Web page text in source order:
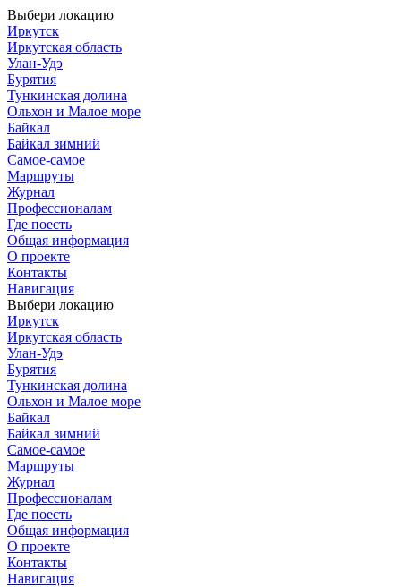
Выбери локацию
Иркутск
Иркутская область
Улан-Удэ
Бурятия
Тункинская долина
Ольхон и Малое море
Байкал
Байкал зимний
Самое-самое
Маршруты
Журнал
Профессионалам
Где поесть
Общая информация
О проекте
Контакты
Навигация
Выбери локацию
Иркутск
Иркутская область
Улан-Удэ
Бурятия
Тункинская долина
Ольхон и Малое море
Байкал
Байкал зимний
Самое-самое
Маршруты
Журнал
Профессионалам
Где поесть
Общая информация
О проекте
Контакты
Навигация